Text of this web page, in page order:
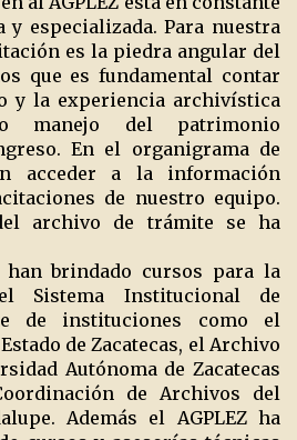
y especializada. Para nuestra
es la piedra angular del
que es fundamental contar
y la experiencia archivística
manejo del patrimonio
En el organigrama de
acceder a la información
de nuestro equipo.
archivo de trámite se ha
han brindado cursos para la
Sistema Institucional de
de instituciones como el
de Zacatecas, el Archivo
Autónoma de Zacatecas
de Archivos del
Además el AGPLEZ ha